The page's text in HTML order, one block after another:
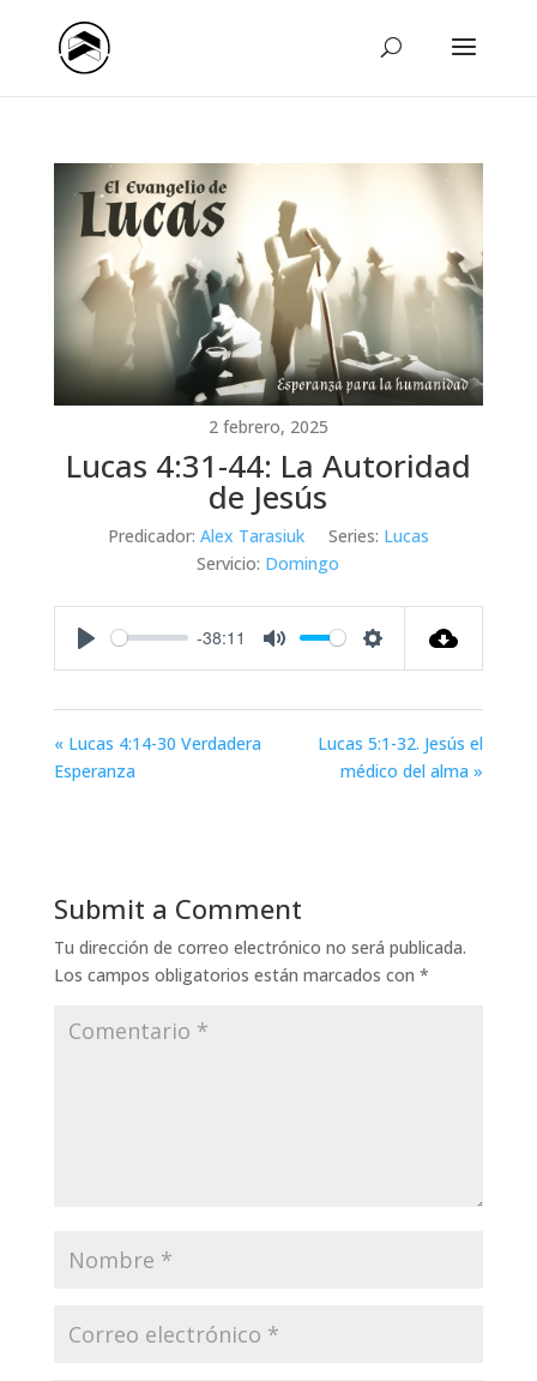
2 febrero, 2025
Lucas 4:31-44: La Autoridad
de Jesús
Predicador: Alex Tarasiuk Series: Lucas
Servicio: Domingo
-38:11
« Lucas 4:14-30 Verdadera
Esperanza
Lucas 5:1-32. Jesús el
médico del alma »
Submit a Comment
Tu dirección de correo electrónico no será publicada.
Los campos obligatorios están marcados con *